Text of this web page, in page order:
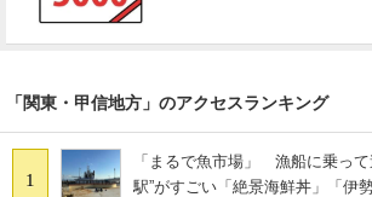
「関東・甲信地方」のアクセスランキング
1
「まるで魚市場」 漁船に乗って
駅”がすごい「絶景海鮮丼」「伊